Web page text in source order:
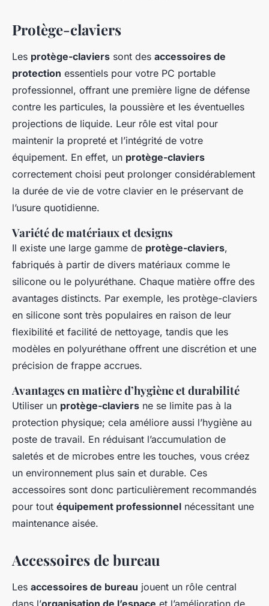
Protège-claviers
Les protège-claviers sont des accessoires de
protection essentiels pour votre PC portable
professionnel, offrant une première ligne de défense
contre les particules, la poussière et les éventuelles
projections de liquide. Leur rôle est vital pour
maintenir la propreté et l’intégrité de votre
équipement. En effet, un protège-claviers
correctement choisi peut prolonger considérablement
la durée de vie de votre clavier en le préservant de
l’usure quotidienne.
Variété de matériaux et designs
Il existe une large gamme de protège-claviers,
fabriqués à partir de divers matériaux comme le
silicone ou le polyuréthane. Chaque matière offre des
avantages distincts. Par exemple, les protège-claviers
en silicone sont très populaires en raison de leur
flexibilité et facilité de nettoyage, tandis que les
modèles en polyuréthane offrent une discrétion et une
précision de frappe accrues.
Avantages en matière d’hygiène et durabilité
Utiliser un protège-claviers ne se limite pas à la
protection physique; cela améliore aussi l’hygiène au
poste de travail. En réduisant l’accumulation de
saletés et de microbes entre les touches, vous créez
un environnement plus sain et durable. Ces
accessoires sont donc particulièrement recommandés
pour tout équipement professionnel nécessitant une
maintenance aisée.
Accessoires de bureau
Les accessoires de bureau jouent un rôle central